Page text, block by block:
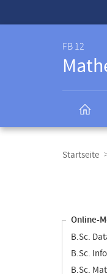
FB 12
Navigation
Startseite
Online-
B.Sc.
B.Sc.
B.Sc.